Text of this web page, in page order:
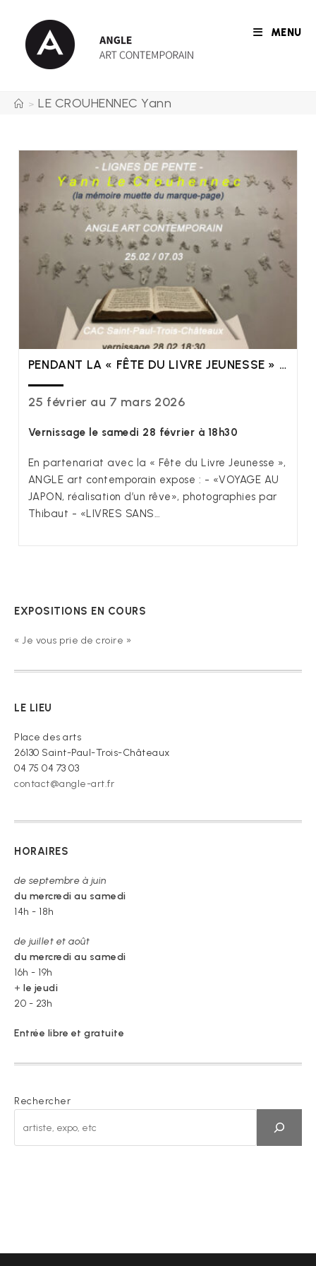
content
MENU
> LE CROUHENNEC Yann
PENDANT LA « FÊTE DU LIVRE JEUNESSE » …
25 février au 7 mars 2026
Vernissage le samedi 28 février à 18h30
En partenariat avec la « Fête du Livre Jeunesse »,
ANGLE art contemporain expose : - «VOYAGE AU
JAPON, réalisation d’un rêve», photographies par
Thibaut - «LIVRES SANS…
EXPOSITIONS EN COURS
« Je vous prie de croire »
LE LIEU
Place des arts
26130 Saint-Paul-Trois-Châteaux
04 75 04 73 03
contact@angle-art.fr
HORAIRES
de septembre à juin
du mercredi au samedi
14h - 18h
de juillet et août
du mercredi au samedi
16h - 19h
+ le jeudi
20 - 23h
Entrée libre et gratuite
Rechercher